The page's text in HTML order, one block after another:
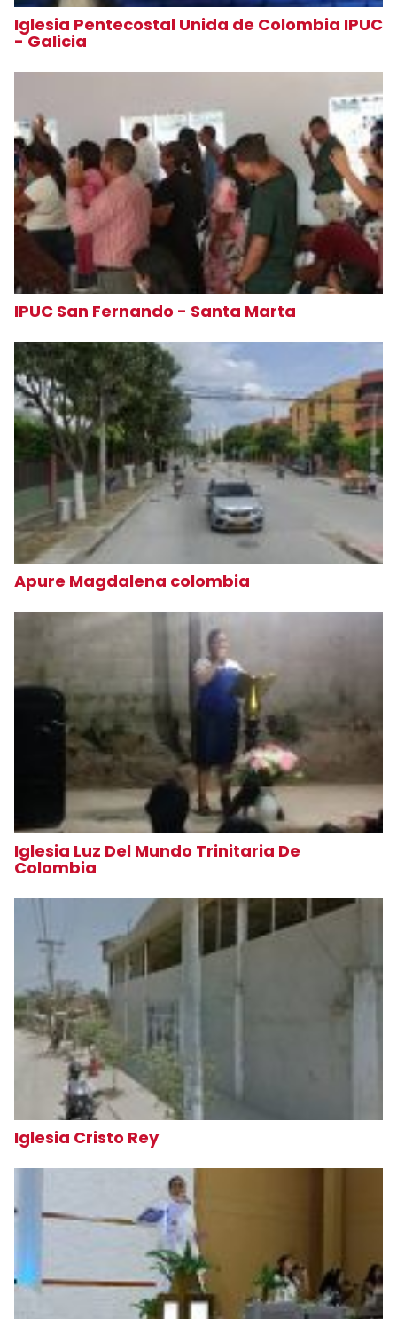
Iglesia Pentecostal Unida de Colombia IPUC
- Galicia
IPUC San Fernando - Santa Marta
Apure Magdalena colombia
Iglesia Luz Del Mundo Trinitaria De
Colombia
Iglesia Cristo Rey